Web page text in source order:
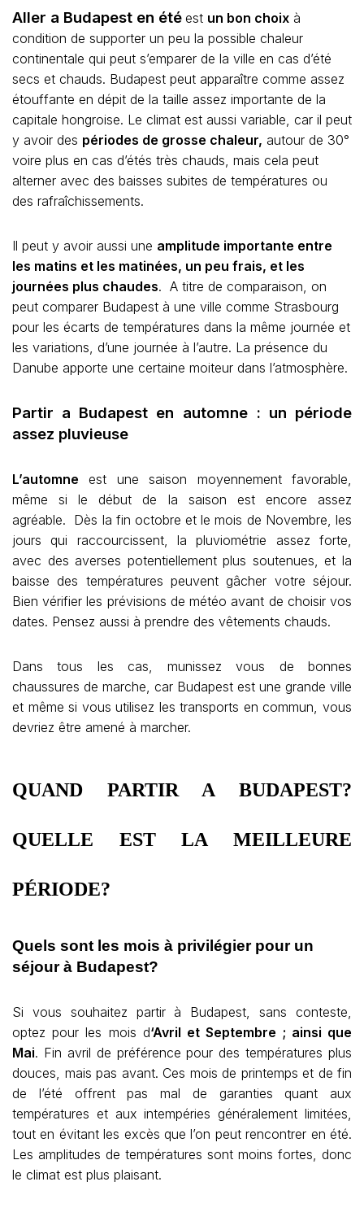
Aller a Budapest en été est un bon choix à
condition de supporter un peu la possible chaleur
continentale qui peut s’emparer de la ville en cas d’été
secs et chauds. Budapest peut apparaître comme assez
étouffante en dépit de la taille assez importante de la
capitale hongroise. Le climat est aussi variable, car il peut
y avoir des périodes de grosse chaleur, autour de 30°
voire plus en cas d’étés très chauds, mais cela peut
alterner avec des baisses subites de températures ou
des rafraîchissements.
Il peut y avoir aussi une amplitude importante entre
les matins et les matinées, un peu frais, et les
journées plus chaudes. A titre de comparaison, on
peut comparer Budapest à une ville comme Strasbourg
pour les écarts de températures dans la même journée et
les variations, d’une journée à l’autre. La présence du
Danube apporte une certaine moiteur dans l’atmosphère.
Partir a Budapest en automne : un période
assez pluvieuse
L’automne est une saison moyennement favorable,
même si le début de la saison est encore assez
agréable. Dès la fin octobre et le mois de Novembre, les
jours qui raccourcissent, la pluviométrie assez forte,
avec des averses potentiellement plus soutenues, et la
baisse des températures peuvent gâcher votre séjour.
Bien vérifier les prévisions de météo avant de choisir vos
dates. Pensez aussi à prendre des vêtements chauds.
Dans tous les cas, munissez vous de bonnes
chaussures de marche, car Budapest est une grande ville
et même si vous utilisez les transports en commun, vous
devriez être amené à marcher.
QUAND PARTIR A BUDAPEST?
QUELLE EST LA MEILLEURE
PÉRIODE?
Quels sont les mois à privilégier pour un
séjour à Budapest?
Si vous souhaitez partir à Budapest, sans conteste,
optez pour les mois d‘Avril et Septembre ; ainsi que
Mai. Fin avril de préférence pour des températures plus
douces, mais pas avant. Ces mois de printemps et de fin
de l’été offrent pas mal de garanties quant aux
températures et aux intempéries généralement limitées,
tout en évitant les excès que l’on peut rencontrer en été.
Les amplitudes de températures sont moins fortes, donc
le climat est plus plaisant.